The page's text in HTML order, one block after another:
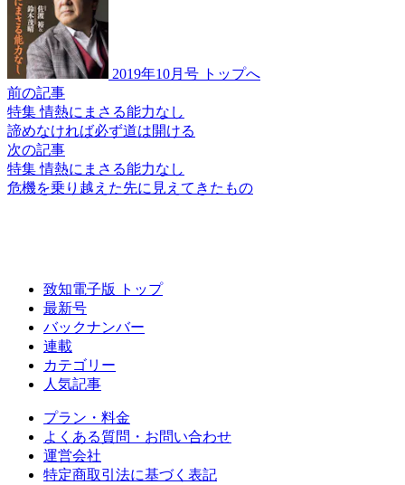
2019年10月号 トップへ
前の記事
特集 情熱にまさる能力なし
諦めなければ必ず道は開ける
次の記事
特集 情熱にまさる能力なし
危機を乗り越えた先に 見えてきたもの
致知電子版 トップ
最新号
バックナンバー
連載
カテゴリー
人気記事
プラン・料金
よくある質問・お問い合わせ
運営会社
特定商取引法に基づく表記